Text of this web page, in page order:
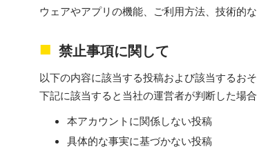
ウェアやアプリの機能、ご利用方法、技術的
禁止事項に関して
以下の内容に該当する投稿および該当するお
下記に該当すると当社の運営者が判断した場
本アカウントに関係しない投稿
具体的な事実に基づかない投稿